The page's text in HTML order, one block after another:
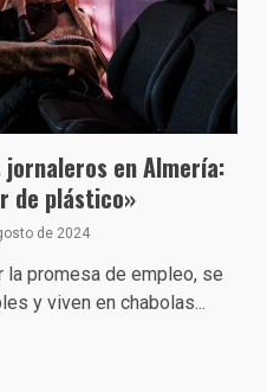
en Almería:
de plástico»
de 2024
la promesa de empleo, se
y viven en chabolas...